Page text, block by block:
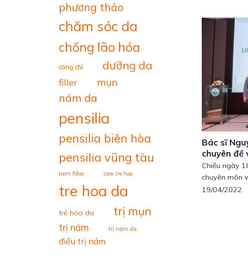
phương thảo
chăm sóc da
chống lão hóa
căng chỉ dưỡng da
filler mụn
nám da
pensilia
pensilia biên hòa
pensilia vũng tàu
tiem filler tiem tre hoa
tre hoa da
trẻ hóa da trị mụn
trị nám trị nám da
điều trị nám
Bác sĩ
chuyên đề
Chiều ngày
chuyên môn
19/04/2022